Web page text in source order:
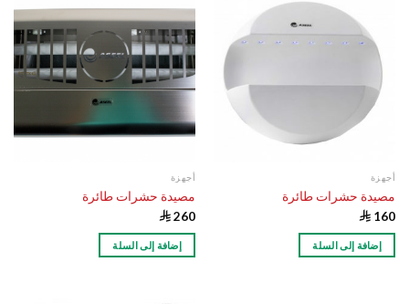
أجهزة
مصيدة حشرات طائرة
 160
إضافة إلى السلة
أجهزة
مصيدة حشرات طائرة
 260
إضافة إلى السلة